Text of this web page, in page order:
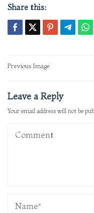
Share this:
Post
Previous Image
Leave a Reply
Your email address will not be